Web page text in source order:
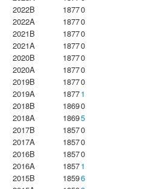
2022B
18770
2022A
18770
2021B
18770
2021A
18770
2020B
18770
2020A
18770
2019B
18770
2019A
18771
2018B
18690
2018A
18695
2017B
18570
2017A
18570
2016B
18570
2016A
18571
2015B
18596